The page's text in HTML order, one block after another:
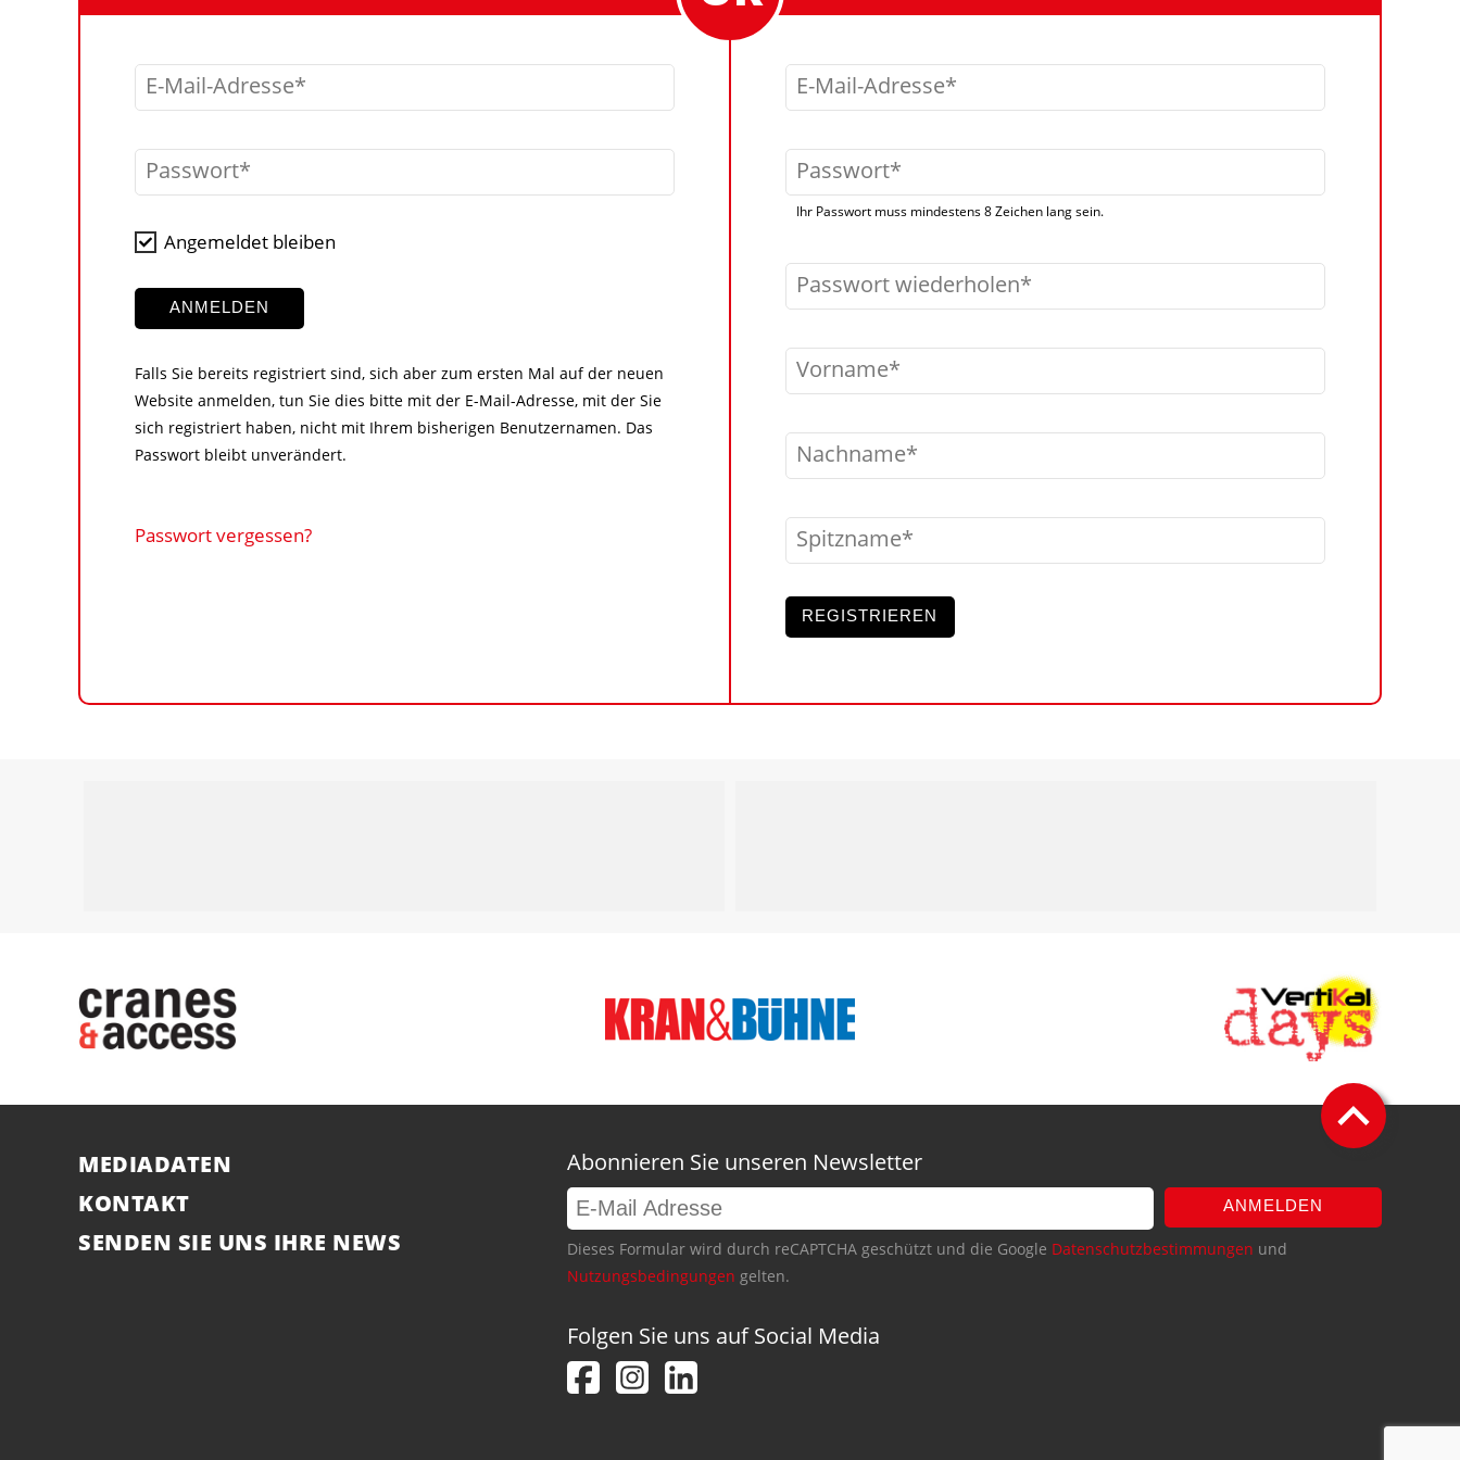
E-Mail-Adresse
Passwort
Angemeldet bleiben
ANMELDEN
Falls Sie bereits registriert sind, sich aber zum ersten Mal auf der neuen
Website anmelden, tun Sie dies bitte mit der E-Mail-Adresse, mit der Sie
sich registriert haben, nicht mit Ihrem bisherigen Benutzernamen. Das
Passwort bleibt unverändert.
Passwort vergessen?
E-Mail-Adresse
Passwort
Ihr Passwort muss mindestens 8 Zeichen lang sein.
Passwort wiederholen
Vorname
Nachname
Spitzname
REGISTRIEREN
MEDIADATEN
KONTAKT
SENDEN SIE UNS IHRE NEWS
Abonnieren Sie unseren Newsletter
ANMELDEN
Dieses Formular wird durch reCAPTCHA geschützt und die Google Datenschutzbestimmungen und
Nutzungsbedingungen gelten.
Folgen Sie uns auf Social Media